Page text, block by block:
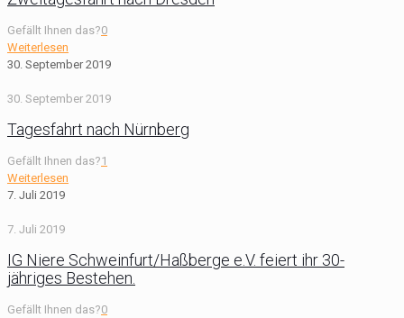
Gefällt Ihnen das?0
Weiterlesen
30. September 2019
30. September 2019
Tagesfahrt nach Nürnberg
Gefällt Ihnen das?1
Weiterlesen
7. Juli 2019
7. Juli 2019
IG Niere Schweinfurt/Haßberge e.V. feiert ihr 30-
jähriges Bestehen.
Gefällt Ihnen das?0